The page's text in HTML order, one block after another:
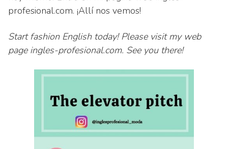
profesional.com. ¡Allí nos vemos!
Start fashion English today! Please visit my web
page ingles-profesional.com. See you there!